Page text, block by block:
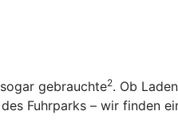
gebrauchte2. Ob
Fuhrparks – wir finden